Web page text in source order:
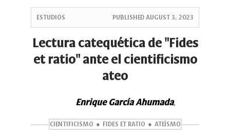
Main
ESTUDIOS PUBLISHED AUGUST 3, 2023
Lectura catequética de "Fides
et ratio" ante el cientificismo
ateo
Enrique García Ahumada,
CIENTIFICISMO FIDES ET RATIO ATEÍSMO